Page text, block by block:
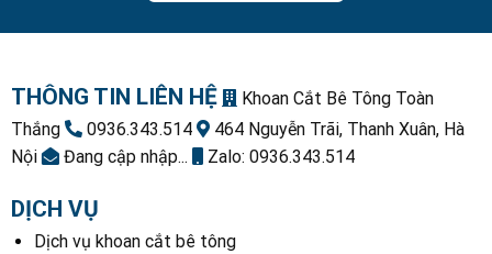
THÔNG TIN LIÊN HỆ
Khoan Cắt Bê Tông Toàn
Thắng
0936.343.514
464 Nguyễn Trãi, Thanh Xuân, Hà
Nội
Đang cập nhập... Zalo: 0936.343.514
DỊCH VỤ
Dịch vụ khoan cắt bê tông